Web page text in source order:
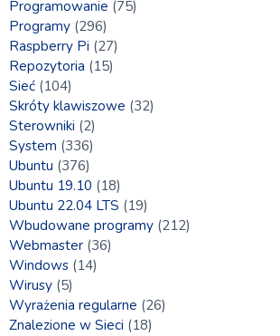
Programowanie (75)
Programy (296)
Raspberry Pi (27)
Repozytoria (15)
Sieć (104)
Skróty klawiszowe (32)
Sterowniki (2)
System (336)
Ubuntu (376)
Ubuntu 19.10 (18)
Ubuntu 22.04 LTS (19)
Wbudowane programy (212)
Webmaster (36)
Windows (14)
Wirusy (5)
Wyrażenia regularne (26)
Znalezione w Sieci (18)